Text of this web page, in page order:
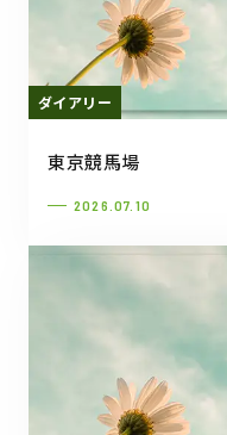
ダイアリー
東京競馬場
2026.07.10